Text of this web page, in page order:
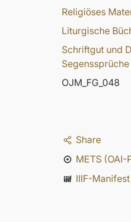
Religiöses
Liturgische
Schriftgut und
Segenssprüche
OJM_FG_048
Share
METS (OAI-
IIIF-Manifest